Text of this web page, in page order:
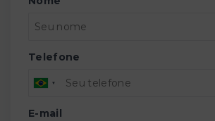
Telefone
E-mail